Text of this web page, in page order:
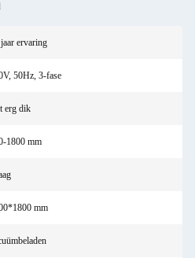
ervaring
50Hz, 3-fase
erg dik
1800 mm
mm